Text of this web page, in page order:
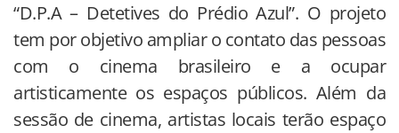
“D.P.A – Detetives do Prédio Azul”. O projeto
tem por objetivo ampliar o contato das pessoas
com o cinema brasileiro e a ocupar
artisticamente os espaços públicos. Além da
sessão de cinema, artistas locais terão espaço